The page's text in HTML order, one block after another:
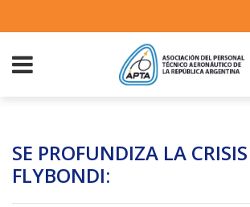
SE PROFUNDIZA LA
FLYBONDI: